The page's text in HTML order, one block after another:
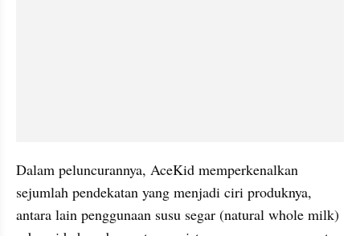
Dalam peluncurannya, AceKid memperkenalkan
sejumlah pendekatan yang menjadi ciri produknya,
antara lain penggunaan susu segar (natural whole milk)